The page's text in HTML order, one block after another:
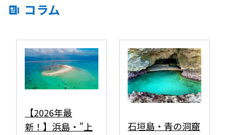
コラム
【2026年最
新！】浜島・”上
石垣島・青の洞窟